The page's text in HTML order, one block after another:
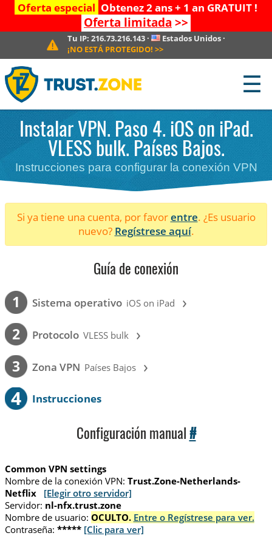
Oferta especial Obtenez 2 ans + 1 an GRATUIT !
Oferta limitada >>
Tu IP: 216.73.216.143· Estados Unidos ·
¡NO ESTÁ PROTEGIDO! >>
☰
Instalar VPN. Paso 4. iOS on iPad.
VLESS bulk. Países Bajos.
Instrucciones para configurar la conexión VPN
Si ya tiene una cuenta, por favorentre. ¿Es usuario
nuevo? Regístrese aquí.
Guía de conexión
1 Sistema operativo iOS on iPad ›
2 Protocolo VLESS bulk ›
3 Zona VPN Países Bajos ›
4 Instrucciones
Configuración manual #
Common VPN settings
Nombre de la conexión VPN: Trust.Zone-Netherlands-
Netflix
[Elegir otro servidor]
Servidor: nl-nfx.trust.zone
Nombre de usuario: OCULTO. Entre o Regístrese para ver.
Contraseña: ***** [Clic para ver]